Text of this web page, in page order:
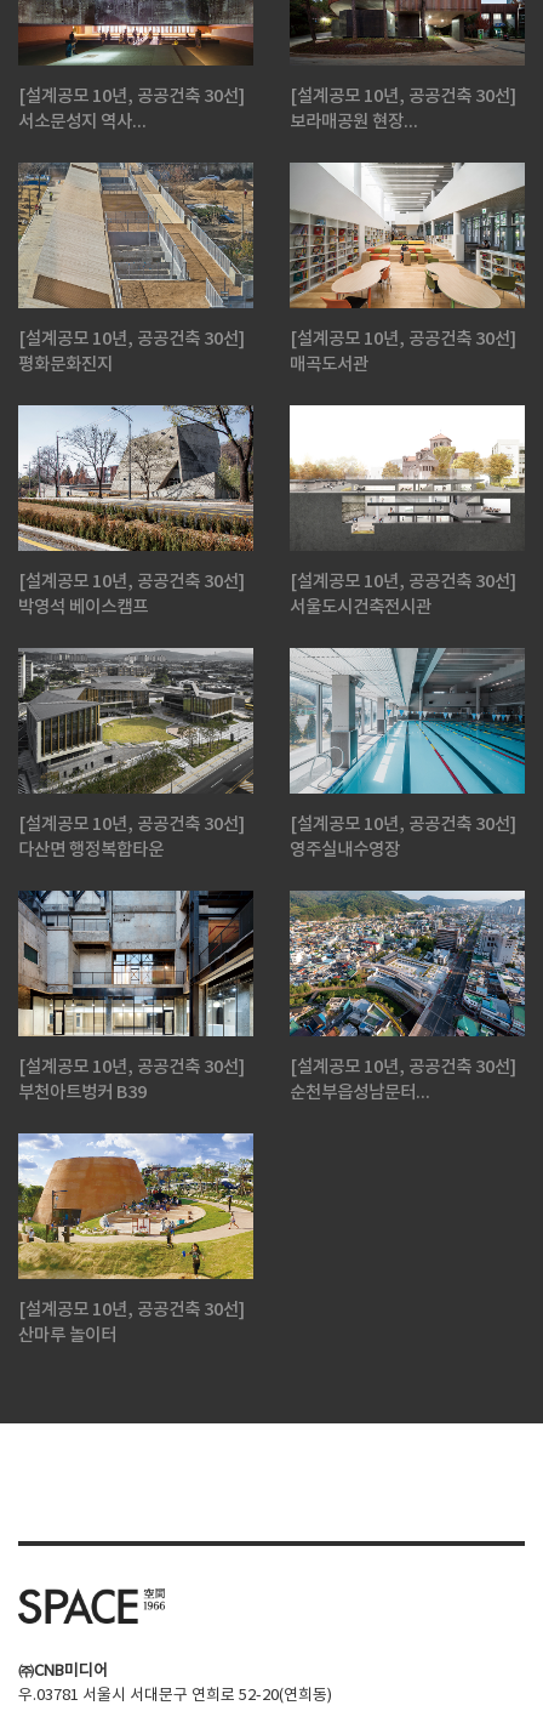
[설계공모 10년, 공공건축 30선]
서소문성지 역사...
[설계공모 10년, 공공건축 30선]
보라매공원 현장...
[설계공모 10년, 공공건축 30선]
평화문화진지
[설계공모 10년, 공공건축 30선]
매곡도서관
[설계공모 10년, 공공건축 30선]
박영석 베이스캠프
[설계공모 10년, 공공건축 30선]
서울도시건축전시관
[설계공모 10년, 공공건축 30선]
다산면 행정복합타운
[설계공모 10년, 공공건축 30선]
영주실내수영장
[설계공모 10년, 공공건축 30선]
부천아트벙커 B39
[설계공모 10년, 공공건축 30선]
순천부읍성남문터...
[설계공모 10년, 공공건축 30선]
산마루 놀이터
㈜CNB미디어
우.03781 서울시 서대문구 연희로 52-20(연희동)